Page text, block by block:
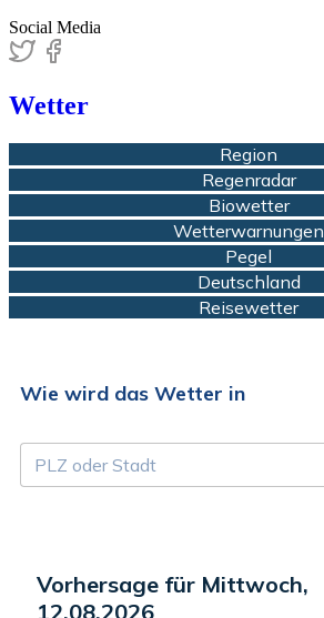
Social Media
Wetter
Region
Regenradar
Biowetter
Wetterwarnungen
Pegel
Deutschland
Reisewetter
Wie wird das Wetter in
Vorhersage für Mittwoch,
12.08.2026